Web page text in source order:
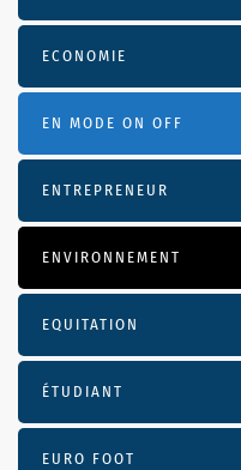
ECONOMIE
EN MODE ON OFF
ENTREPRENEUR
ENVIRONNEMENT
EQUITATION
ÉTUDIANT
EURO FOOT